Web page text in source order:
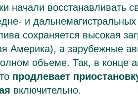
начали восстанавливать
и дальнемагистральных
сохраняется высокая
Америка), а зарубежные
объеме. Так, в конце
продлевает
включительно.